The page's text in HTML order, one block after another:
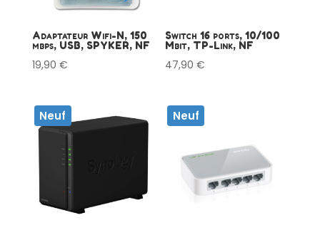
Adaptateur Wifi-N, 150
mbps, USB, SPYKER, NF
19,90 €
Switch 16 ports, 10/100
Mbit, TP-Link, NF
47,90€
Neuf Neuf